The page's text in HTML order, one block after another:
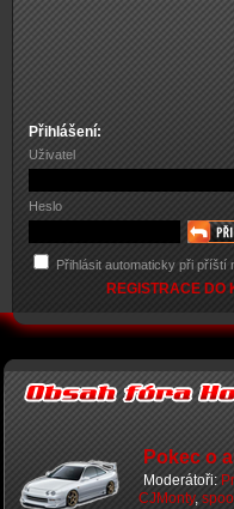
Přihlášení:
Uživatel
Heslo
Přihlásit automaticky při příští
REGISTRACE DO
Pokec o
Moderátoři:
CJMonty,